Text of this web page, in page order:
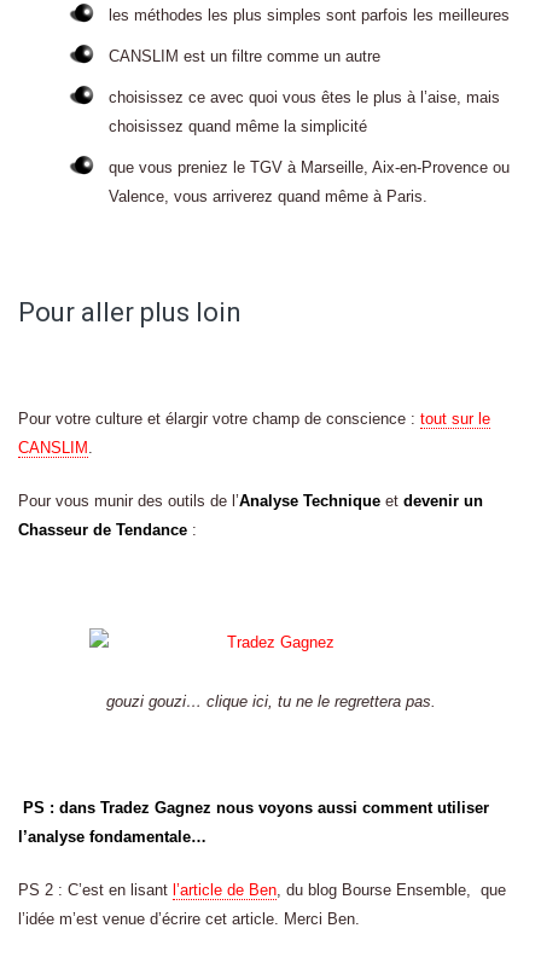
les méthodes les plus simples sont parfois les meilleures
CANSLIM est un filtre comme un autre
choisissez ce avec quoi vous êtes le plus à l’aise, mais
choisissez quand même la simplicité
que vous preniez le TGV à Marseille, Aix-en-Provence ou
Valence, vous arriverez quand même à Paris.
Pour aller plus loin
Pour votre culture et élargir votre champ de conscience : tout sur le
CANSLIM .
Pour vous munir des outils de l’Analyse Technique et devenir un
Chasseur de Tendance :
gouzi gouzi… clique ici, tu ne le regrettera pas.
PS : dans Tradez Gagnez nous voyons aussi comment utiliser
l’analyse fondamentale…
PS 2 : C’est en lisant l’article de Ben, du blog Bourse Ensemble, que
l’idée m’est venue d’écrire cet article. Merci Ben.